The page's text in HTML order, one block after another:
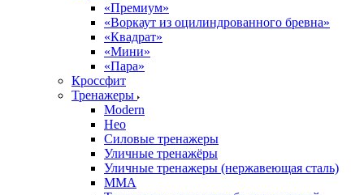
«Премиум»
«Воркаут из оцилиндрованного бревна»
«Квадрат»
«Мини»
«Пара»
Кроссфит
Тренажеры
Modern
Нео
Силовые тренажеры
Уличные тренажёры
Уличные тренажеры (нержавеющая сталь)
ММА